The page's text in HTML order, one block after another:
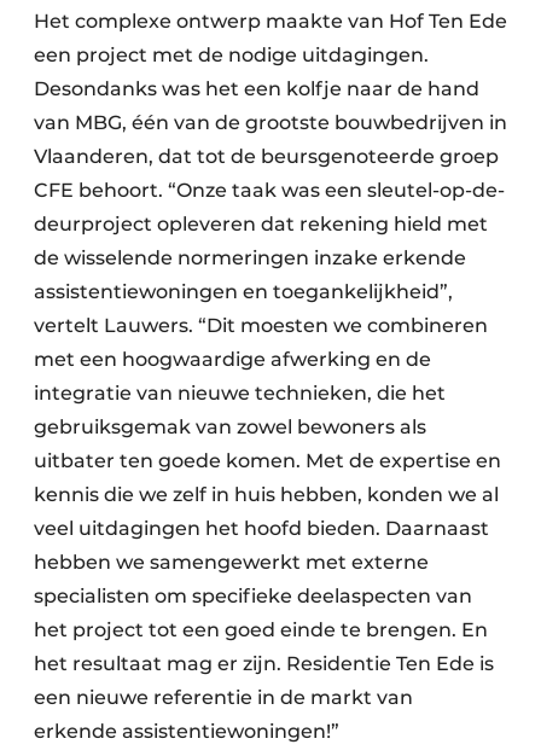
Het complexe ontwerp maakte van Hof Ten Ede
een project met de nodige uitdagingen.
Desondanks was het een kolfje naar de hand
van MBG, één van de grootste bouwbedrijven in
Vlaanderen, dat tot de beursgenoteerde groep
CFE behoort. “Onze taak was een ­sleutel-op-de-
deurproject opleveren dat ­rekening hield met
de wisselende normeringen inzake erkende
assistentiewoningen en toegankelijkheid”,
vertelt Lauwers. “Dit moesten we combineren
met een hoogwaardige afwerking en de
integratie van nieuwe technieken, die het
gebruiksgemak van zowel bewoners als
uitbater ten goede komen. Met de expertise en
kennis die we zelf in huis hebben, konden we al
veel uitdagingen het hoofd bieden. Daarnaast
hebben we samengewerkt met externe
specialisten om specifieke deelaspecten van
het project tot een goed einde te brengen. En
het resultaat mag er zijn. Residentie Ten Ede is
een nieuwe referentie in de markt van
erkende ­assistentiewoningen!”